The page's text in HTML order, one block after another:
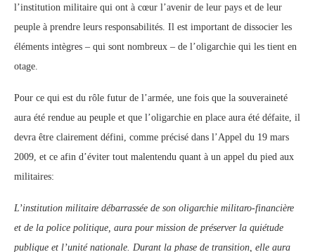
l’institution militaire qui ont à cœur l’avenir de leur pays et de leur
peuple à prendre leurs responsabilités. Il est important de dissocier les
éléments intègres – qui sont nombreux – de l’oligarchie qui les tient en
otage.
Pour ce qui est du rôle futur de l’armée, une fois que la souveraineté
aura été rendue au peuple et que l’oligarchie en place aura été défaite, il
devra être clairement défini, comme précisé dans l’Appel du 19 mars
2009, et ce afin d’éviter tout malentendu quant à un appel du pied aux
militaires:
L’institution militaire débarrassée de son oligarchie militaro-financière
et de la police politique, aura pour mission de préserver la quiétude
publique et l’unité nationale. Durant la phase de transition, elle aura